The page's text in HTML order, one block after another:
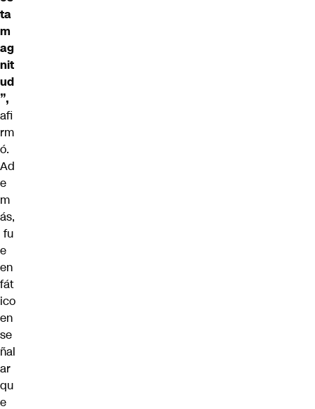
ta
m
ag
nit
ud
”,
afi
rm
ó.
Ad
e
m
ás,
fu
e
en
fát
ico
en
se
ñal
ar
qu
e